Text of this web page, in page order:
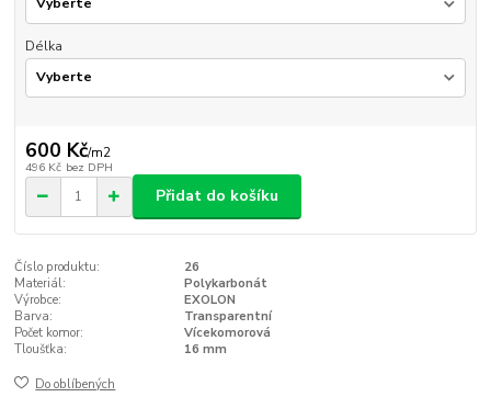
Délka
600 Kč/m2
496 Kč bez DPH
Přidat do košíku
Číslo produktu:
26
Materiál:
Polykarbonát
Výrobce:
EXOLON
Barva:
Transparentní
Počet komor:
Vícekomorová
Tloušťka:
16 mm
Do oblíbených